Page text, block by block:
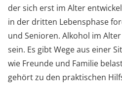
der sich erst im Alter
in der dritten Lebensphase
und Senioren. Alkohol im
sein. Es gibt Wege aus einer
wie Freunde und Familie
gehört zu den praktischen